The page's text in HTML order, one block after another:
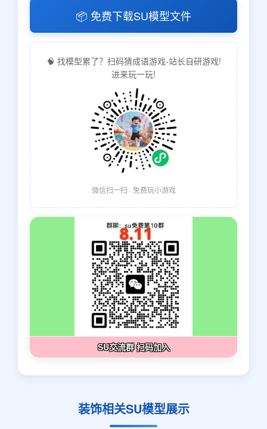
📦 免费下载SU模型文件
🧠 找模型累了？扫码猜成语游戏-站长自研游戏!
进来玩一玩!
微信扫一扫 · 免费玩小游戏
SU交流群 扫码加入
装饰相关SU模型展示